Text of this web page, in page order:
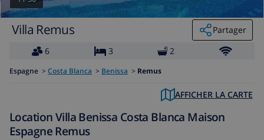
Villa Remus
Partager
6
3 2
Espagne > Costa Blanca > Benissa > Remus
AFFICHER LA CARTE
Location Villa Benissa Costa Blanca Maison
Espagne Remus